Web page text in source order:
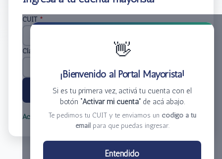
👋
¡Bienvenido al Portal Mayorista!
Si es tu primera vez, activá tu cuenta con el
botón “Activar mi cuenta”de acá abajo.
Te pedimos tu CUIT y te enviamos un código a tu
email para que puedas ingresar.
Entendido
CUIT *
Clave
Ingresar
Activar mi cuenta Olvidé mi clave
Centro de Distribución El Bacha S.A.